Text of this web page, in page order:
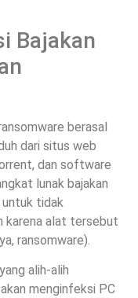
Bajakan
berasal
dari situs web
dan software
lunak bajakan
untuk tidak
karena alat tersebut
ransomware).
alih-alih
menginfeksi PC